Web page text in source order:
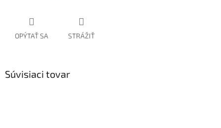
OPÝTAŤ SA STRÁŽIŤ
Súvisiaci tovar